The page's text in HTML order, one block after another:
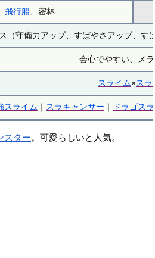
飛行船 、密林
（守備力アップ、すばやさアップ、す
会心でやすい、メ
スライム×スラ
スライム ｜ スラキャンサー ｜ ドラゴス
スター。可愛らしいと人気。